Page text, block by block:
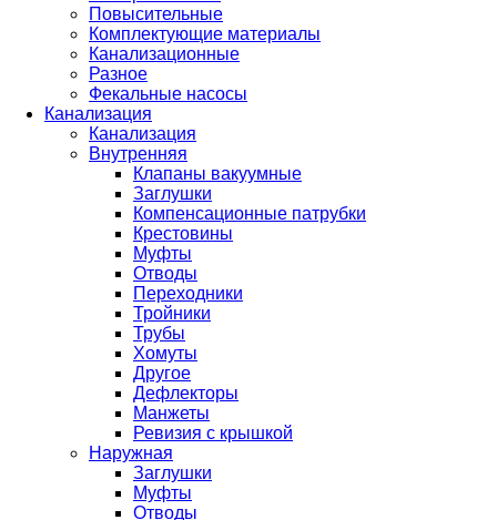
Повысительные
Комплектующие материалы
Канализационные
Разное
Фекальные насосы
Канализация
Канализация
Внутренняя
Клапаны вакуумные
Заглушки
Компенсационные патрубки
Крестовины
Муфты
Отводы
Переходники
Тройники
Трубы
Хомуты
Другое
Дефлекторы
Манжеты
Ревизия с крышкой
Наружная
Заглушки
Муфты
Отводы